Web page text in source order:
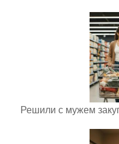
Решили с мужем